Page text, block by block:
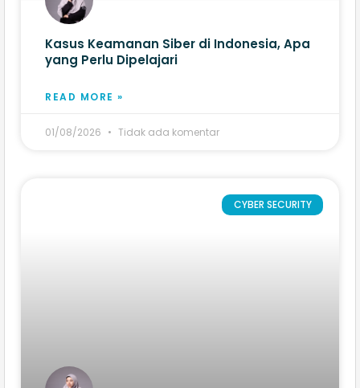
Kasus Keamanan Siber di Indonesia, Apa
yang Perlu Dipelajari
READ MORE »
01/08/2026 Tidak ada komentar
CYBER SECURITY